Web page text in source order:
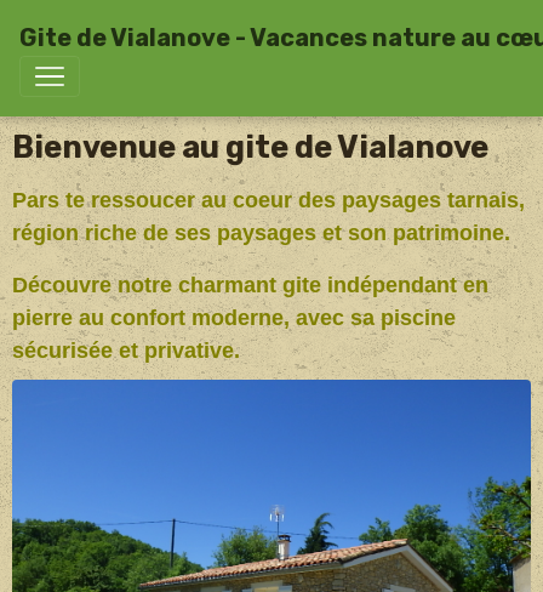
Gite de Vialanove - Vacances nature au
Bienvenue au gite de Vialanove
Pars te ressoucer au coeur des paysages tarnais,
région riche de ses paysages et son patrimoine.
Découvre notre charmant gite indépendant en
pierre au confort moderne, avec sa piscine
sécurisée et privative.